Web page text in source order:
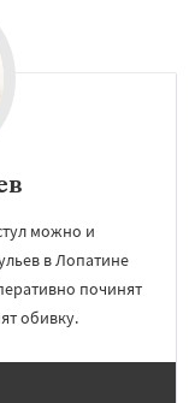
можно и
в Лопатине
починят
обивку.